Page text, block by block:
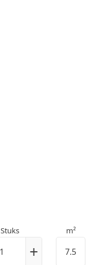
Stuks
+
m²